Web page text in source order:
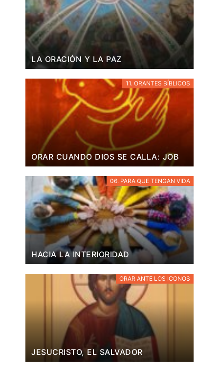
LA ORACIÓN Y LA PAZ
11. ORANTES BÍBLICOS
ORAR CUANDO DIOS SE CALLA: JOB
06. PARA QUE TENGAN VIDA
HACIA LA INTERIORIDAD
ORAR ANTE LOS ICONOS
JESUCRISTO, EL SALVADOR